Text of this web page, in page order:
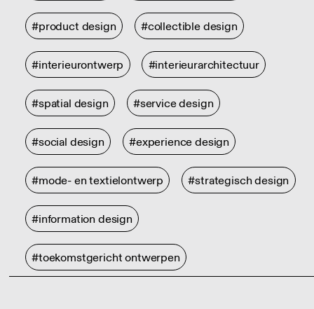
#product design #collectible design
#interieurontwerp #interieurarchitectuur
#spatial design #service design
#social design #experience design
#mode- en textielontwerp #strategisch design
#information design
#toekomstgericht ontwerpen